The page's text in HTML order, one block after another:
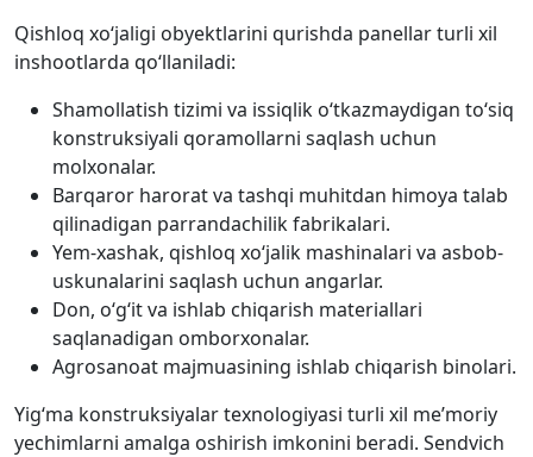
Qishloq xo‘jaligi obyektlarini qurishda panellar turli xil
inshootlarda qo‘llaniladi:
Shamollatish tizimi va issiqlik o‘tkazmaydigan to‘siq
konstruksiyali qoramollarni saqlash uchun
molxonalar.
Barqaror harorat va tashqi muhitdan himoya talab
qilinadigan parrandachilik fabrikalari.
Yem-xashak, qishloq xo‘jalik mashinalari va asbob-
uskunalarini saqlash uchun angarlar.
Don, o‘g‘it va ishlab chiqarish materiallari
saqlanadigan omborxonalar.
Agrosanoat majmuasining ishlab chiqarish binolari.
Yig‘ma konstruksiyalar texnologiyasi turli xil me’moriy
yechimlarni amalga oshirish imkonini beradi. Sendvich